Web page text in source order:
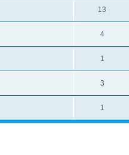
13
4
1
3
1